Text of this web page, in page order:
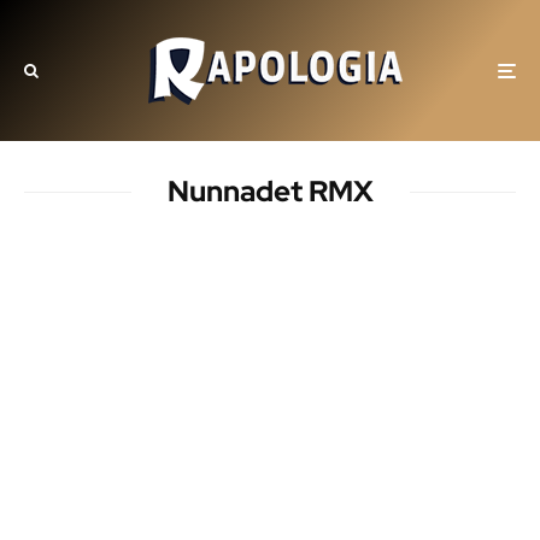
Nunnadet RMX